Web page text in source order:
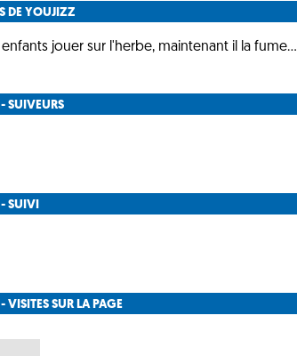
DE YOUJIZZ
enfants jouer sur l'herbe, maintenant il la fume...
SUIVEURS
SUIVI
VISITES SUR LA PAGE